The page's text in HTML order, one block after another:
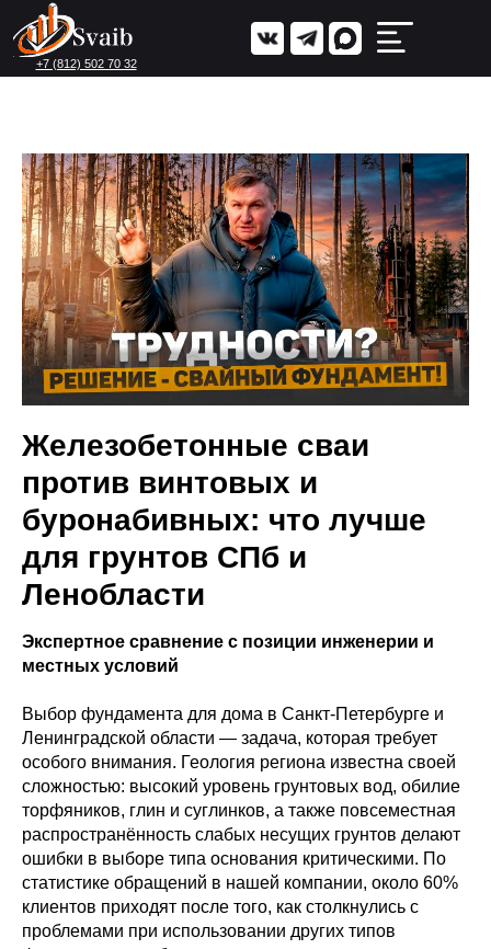
+7 (812) 502 70 32
Железобетонные сваи
против винтовых и
буронабивных: что лучше
для грунтов СПб и
Ленобласти
Экспертное сравнение с позиции инженерии и
местных условий
Выбор фундамента для дома в Санкт-Петербурге и
Ленинградской области — задача, которая требует
особого внимания. Геология региона известна своей
сложностью: высокий уровень грунтовых вод, обилие
торфяников, глин и суглинков, а также повсеместная
распространённость слабых несущих грунтов делают
ошибки в выборе типа основания критическими. По
статистике обращений в нашей компании, около 60%
клиентов приходят после того, как столкнулись с
проблемами при использовании других типов